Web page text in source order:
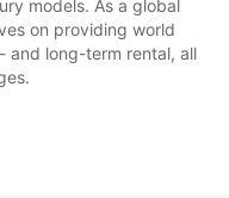
models. As a global
on providing world
and long-term rental, all